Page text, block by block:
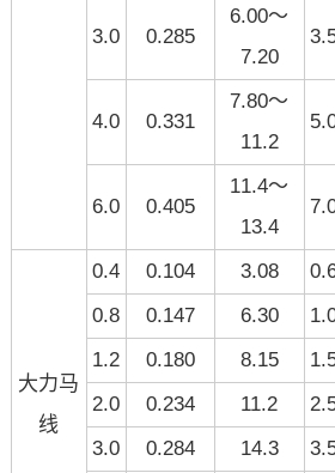
3.0 0.285
6.00～
7.20
4.0 0.331
7.80～
11.2
6.0 0.405
11.4～
13.4
大力马
线
0.4 0.104 3.08
0.8
0.147 6.30
1.2
0.180 8.15
2.0
0.234 11.2
3.0
0.284 14.3